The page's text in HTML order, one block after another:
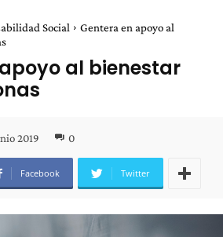
Social
Gentera en apoyo al
al bienestar
2019 0
Facebook Twitter